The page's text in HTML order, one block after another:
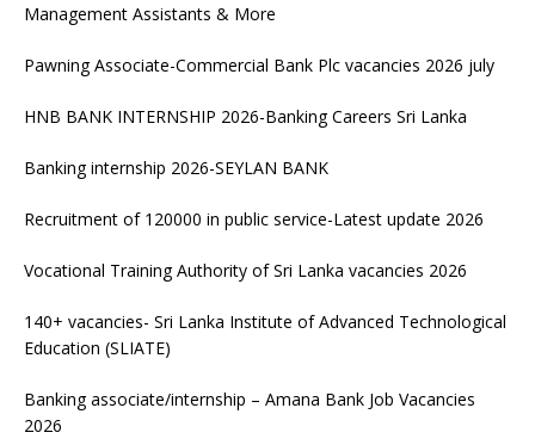
Management Assistants & More
Pawning Associate-Commercial Bank Plc vacancies 2026 july
HNB BANK INTERNSHIP 2026-Banking Careers Sri Lanka
Banking internship 2026-SEYLAN BANK
Recruitment of 120000 in public service-Latest update 2026
Vocational Training Authority of Sri Lanka vacancies 2026
140+ vacancies- Sri Lanka Institute of Advanced Technological
Education (SLIATE)
Banking associate/internship – Amana Bank Job Vacancies
2026